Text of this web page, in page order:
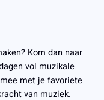
Kom dan naar
vol muzikale
met je favoriete
van muziek.